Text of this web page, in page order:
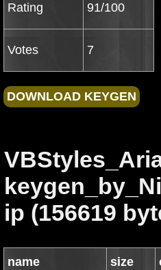
Rating 91/100
Votes 7
ip (156619
name size